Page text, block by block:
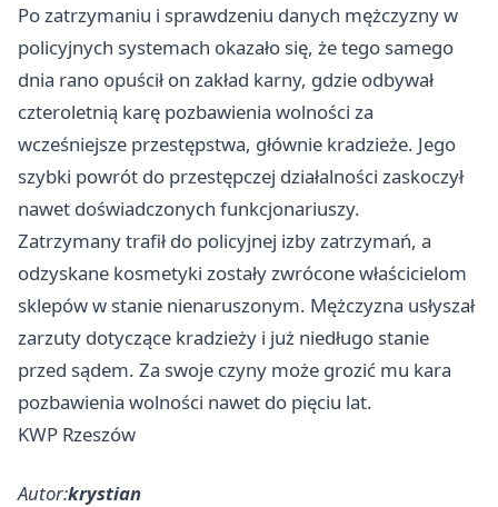
Po zatrzymaniu i sprawdzeniu danych mężczyzny w
policyjnych systemach okazało się, że tego samego
dnia rano opuścił on zakład karny, gdzie odbywał
czteroletnią karę pozbawienia wolności za
wcześniejsze przestępstwa, głównie kradzieże. Jego
szybki powrót do przestępczej działalności zaskoczył
nawet doświadczonych funkcjonariuszy.
Zatrzymany trafił do policyjnej izby zatrzymań, a
odzyskane kosmetyki zostały zwrócone właścicielom
sklepów w stanie nienaruszonym. Mężczyzna usłyszał
zarzuty dotyczące kradzieży i już niedługo stanie
przed sądem. Za swoje czyny może grozić mu kara
pozbawienia wolności nawet do pięciu lat.
KWP Rzeszów
Autor:krystian